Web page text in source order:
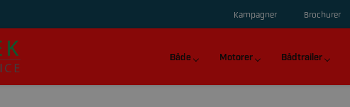
Kampagner Brochurer
Både Motorer Bådtrailer